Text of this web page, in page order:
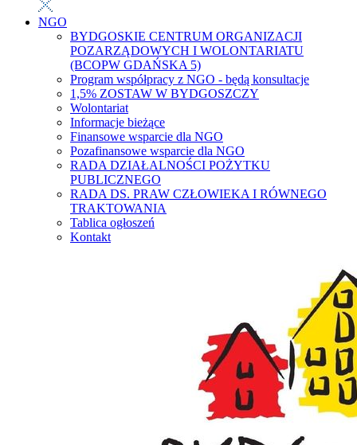
NGO
BYDGOSKIE CENTRUM ORGANIZACJI
POZARZĄDOWYCH I WOLONTARIATU
(BCOPW GDAŃSKA 5)
Program współpracy z NGO - będą konsultacje
1,5% ZOSTAW W BYDGOSZCZY
Wolontariat
Informacje bieżące
Finansowe wsparcie dla NGO
Pozafinansowe wsparcie dla NGO
RADA DZIAŁALNOŚCI POŻYTKU
PUBLICZNEGO
RADA DS. PRAW CZŁOWIEKA I RÓWNEGO
TRAKTOWANIA
Tablica ogłoszeń
Kontakt